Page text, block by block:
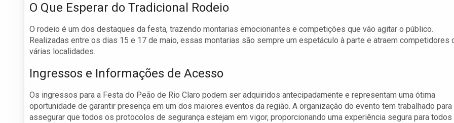
O Que Esperar do Tradicional Rodeio
O rodeio é um dos destaques da festa, trazendo montarias emocionantes e competições que vão agitar o público.
Realizadas entre os dias 15 e 17 de maio, essas montarias são sempre um espetáculo à parte e atraem competidores
várias localidades.
Ingressos e Informações de Acesso
Os ingressos para a Festa do Peão de Rio Claro podem ser adquiridos antecipadamente e representam uma ótima
oportunidade de garantir presença em um dos maiores eventos da região. A organização do evento tem trabalhado para
assegurar que todos os protocolos de segurança estejam em vigor, proporcionando uma experiência segura para